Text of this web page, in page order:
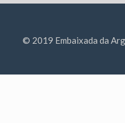
© 2019 Embaixada da